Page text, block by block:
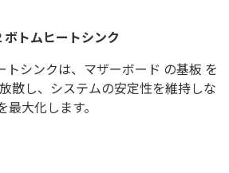
ボトムヒートシンク
トシンクは、マザーボード の基板 を
散し、システムの安定性を維持しな
大化します。